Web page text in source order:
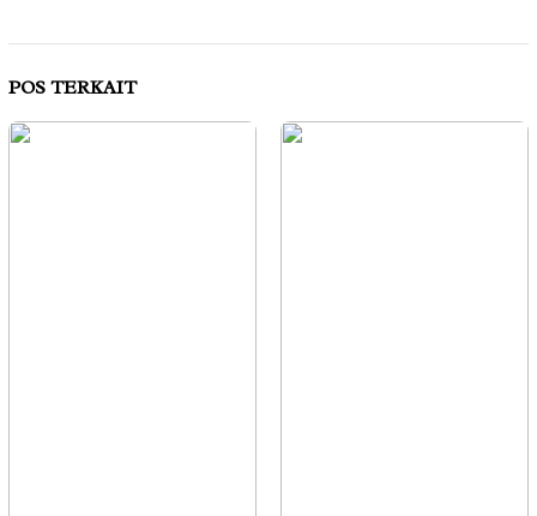
POS TERKAIT